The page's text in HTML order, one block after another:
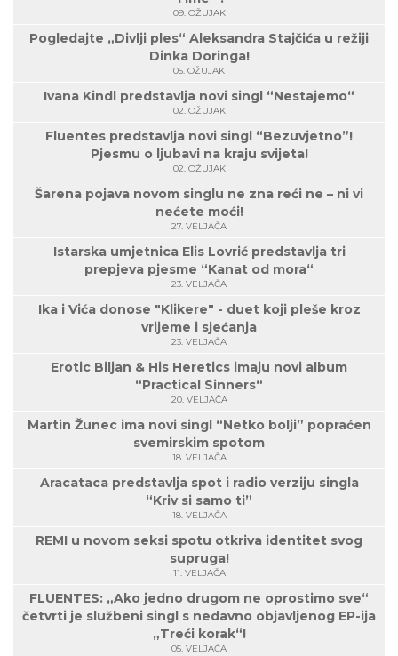
09. OŽUJAK
Pogledajte „Divlji ples“ Aleksandra Stajčića u režiji
Dinka Doringa!
05. OŽUJAK
Ivana Kindl predstavlja novi singl “Nestajemo“
02. OŽUJAK
Fluentes predstavlja novi singl “Bezuvjetno”!
Pjesmu o ljubavi na kraju svijeta!
02. OŽUJAK
Šarena pojava novom singlu ne zna reći ne – ni vi
nećete moći!
27. VELJAČA
Istarska umjetnica Elis Lovrić predstavlja tri
prepjeva pjesme “Kanat od mora“
23. VELJAČA
Ika i Vića donose "Klikere" - duet koji pleše kroz
vrijeme i sjećanja
23. VELJAČA
Erotic Biljan & His Heretics imaju novi album
“Practical Sinners“
20. VELJAČA
Martin Žunec ima novi singl “Netko bolji” popraćen
svemirskim spotom
18. VELJAČA
Aracataca predstavlja spot i radio verziju singla
“Kriv si samo ti”
18. VELJAČA
REMI u novom seksi spotu otkriva identitet svog
supruga!
11. VELJAČA
FLUENTES: „Ako jedno drugom ne oprostimo sve“
četvrti je službeni singl s nedavno objavljenog EP-ija
„Treći korak“!
05. VELJAČA